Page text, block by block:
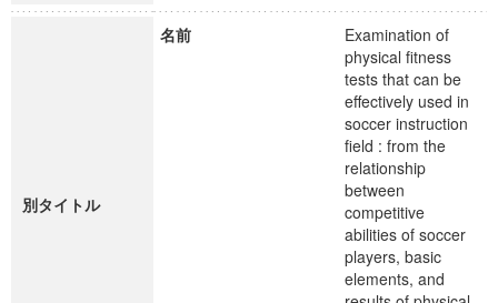
別タイトル
名前
Examination of
physical fitness
tests that can be
effectively used in
soccer instruction
field : from the
relationship
between
competitive
abilities of soccer
players, basic
elements, and